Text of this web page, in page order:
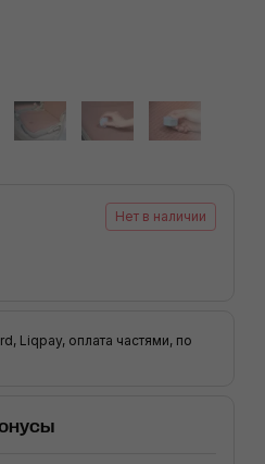
Нет в наличии
Liqpay, оплата частями, по